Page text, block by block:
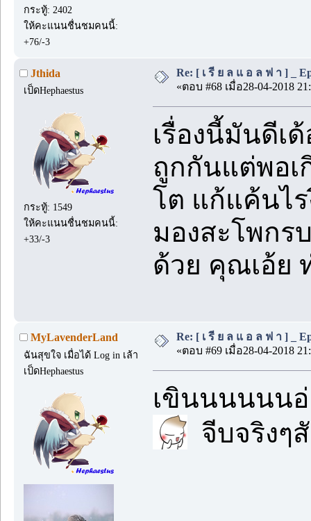
กระทู้: 2402
ให้คะแนนชื่นชมคนนี้:
+76/-3
Jthida
เป็ดHephaestus
กระทู้: 1549
ให้คะแนนชื่นชมคนนี้:
+33/-3
Re: [ เ รี ย ล แ อ ล ฟ า ] _
«ตอบ #68 เมื่อ28-04-2018
เรื่องนี้มันดีเ
ถูกกันแต่พอเ
โต แก้แค้นไ
มองสะโพกร
ด้วย คุณเอ้ย
MyLavenderLand
ฉันสุขใจ เมื่อได้ Log in เล้า
เป็ดHephaestus
Re: [ เ รี ย ล แ อ ล ฟ า ] _
«ตอบ #69 เมื่อ28-04-2018
เขินนนนนน
จีบจริงๆ